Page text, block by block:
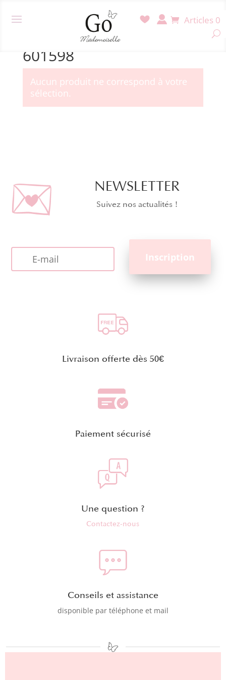
Articles 0
/ Produit Référence / 601598
601598
Aucun produit ne correspond à votre
sélection.
NEWSLETTER
Suivez nos actualités !
Livraison offerte dès 50€
Paiement sécurisé
Une question ?
Contactez-nous
Conseils et assistance
disponible par téléphone et mail